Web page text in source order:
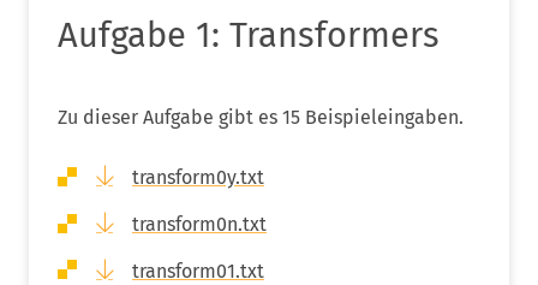
Aufgabe 1: Transformers
Zu dieser Aufgabe gibt es 15 Beispieleingaben.
transform0y.txt
transform0n.txt
transform01.txt